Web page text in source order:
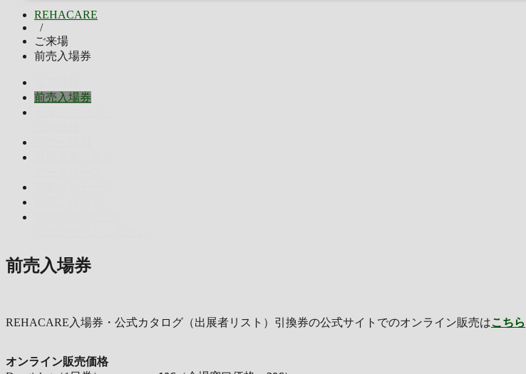
REHACARE
/
ご来場
前売入場券
前売入場券
前売入場券
REHACARE入場券・公式カタログ（出展者リスト）引換券の公式サイトでのオンライン販売はこちら
オンライン販売価格